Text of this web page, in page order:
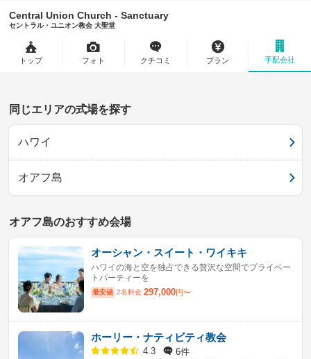
Central Union Church - Sanctuary
セントラル・ユニオン教会 大聖堂
トップ フォト クチコミ プラン 手配会社
同じエリアの式場を探す
ハワイ
オアフ島
オアフ島のおすすめ会場
オーシャン・スイート・ワイキキ
ハワイの海と空を独占できる贅沢な空間でプライベー
トパーティーを
最安値 2名料金 297,000円〜
ホーリー・ナティビティ教会
4.3 6件